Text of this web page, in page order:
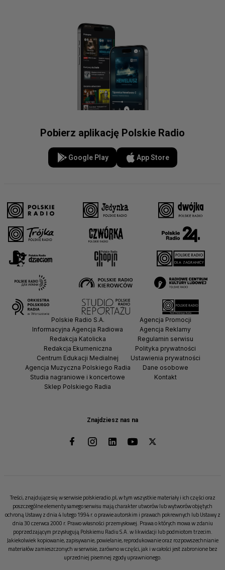
Pobierz aplikację Polskie Radio
Google Play App Store
Znajdziesz nas na
Polskie Radio S.A.
Informacyjna Agencja Radiowa
Redakcja Katolicka
Redakcja Ekumeniczna
Centrum Edukacji Medialnej
Agencja Muzyczna Polskiego Radia
Studia nagraniowe i koncertowe
Sklep Polskiego Radia
Agencja Promocji
Agencja Reklamy
Regulamin serwisu
Polityka prywatności
Ustawienia prywatności
Dane osobowe
Kontakt
Treści, znajdujące się w serwisie polskieradio.pl, w tym wszystkie materiały i ich części oraz
poszczególne elementy samego serwisu mają charakter utworów lub wytworów objętych
ochroną Ustawy z dnia 4 lutego 1994 r. o prawie autorskim i prawach pokrewnych lub Ustawy z
dnia 30 czerwca 2000 r. Prawo własności przemysłowej. Prawa o których mowa w zdaniu
poprzedzającym przysługują Polskiemu Radiu S.A. w likwidacji lub podmiotom trzecim.
Jakiekolwiek kopiowanie, zapisywanie, powielanie, reprodukowanie oraz rozpowszechnianie
materiałów zamieszczonych w serwisie, zarówno w części, jak i w całości jest zabronione bez
uprzedniej pisemnej zgody uprawnionego.